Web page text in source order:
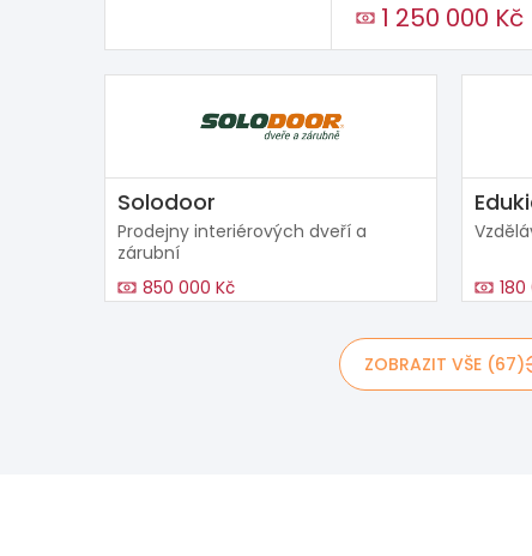
1 250 000 Kč
Solodoor
Prodejny interiérových dveří a
zárubní
850 000 Kč
ZOBRAZIT VŠE (67)